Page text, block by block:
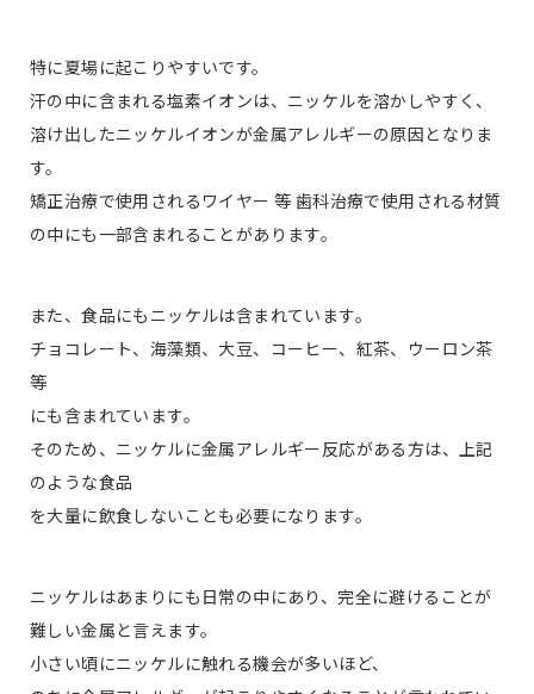
特に夏場に起こりやすいです。
汗の中に含まれる塩素イオンは、ニッケルを溶かしやすく、
溶け出したニッケルイオンが金属アレルギーの原因となりま
す。
矯正治療で使用されるワイヤー 等 歯科治療で使用される材質
の中にも一部含まれることがあります。
また、食品にもニッケルは含まれています。
チョコレート、海藻類、大豆、コーヒー、紅茶、ウーロン茶
等
にも含まれています。
そのため、ニッケルに金属アレルギー反応がある方は、上記
のような食品
を大量に飲食しないことも必要になります。
ニッケルはあまりにも日常の中にあり、完全に避けることが
難しい金属と言えます。
小さい頃にニッケルに触れる機会が多いほど、